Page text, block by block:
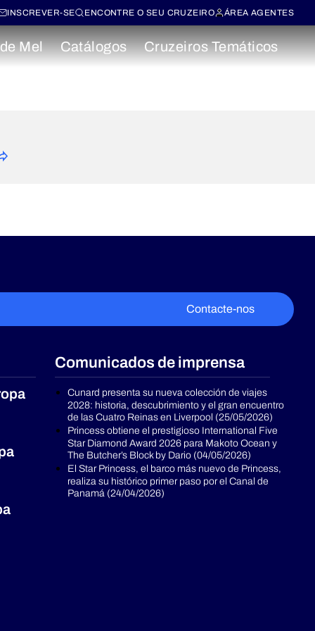
INSCREVER-SE ENCONTRE O SEU CRUZEIRO ÁREA AGENTES
Mel Catálogos Cruzeiros Temáticos
Contacte-nos
Comunicados de imprensa
Cunard presenta su nueva colección de viajes
2028: historia, descubrimiento y el gran encuentro
de las Cuatro Reinas en Liverpool (25/05/2026)
Princess obtiene el prestigioso International Five
Star Diamond Award 2026 para Makoto Ocean y
The Butcher’s Block by Dario (04/05/2026)
El Star Princess, el barco más nuevo de Princess,
realiza su histórico primer paso por el Canal de
Panamá (24/04/2026)